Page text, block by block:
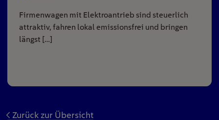
Firmenwagen mit Elektroantrieb sind steuerlich
attraktiv, fahren lokal emissionsfrei und bringen
längst […]
Zurück zur Übersicht